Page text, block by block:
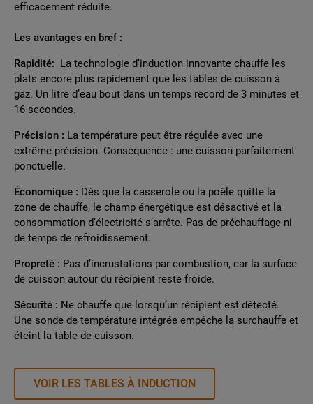
efficacement réduite.
Les avantages en bref :
Rapidité: La technologie d’induction innovante chauffe les
plats encore plus rapidement que les tables de cuisson à
gaz. Un litre d’eau bout dans un temps record de 3 minutes et
16 secondes.
Précision : La température peut être régulée avec une
extrême précision. Conséquence : une cuisson parfaitement
ponctuelle.
Économique : Dès que la casserole ou la poêle quitte la
zone de chauffe, le champ énergétique est désactivé et la
consommation d’électricité s’arrête. Pas de préchauffage ni
de temps de refroidissement.
Propreté : Pas d’incrustations par combustion, car la surface
de cuisson autour du récipient reste froide.
Sécurité : Ne chauffe que lorsqu’un récipient est détecté.
Une sonde de température intégrée empêche la surchauffe et
éteint la table de cuisson.
VOIR LES TABLES À INDUCTION